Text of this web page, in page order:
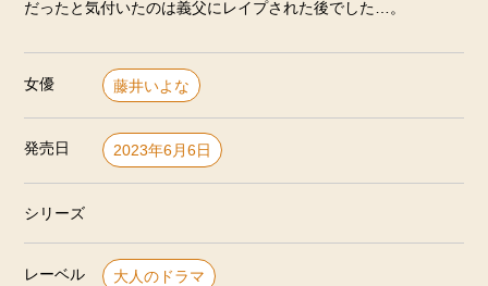
だったと気付いたのは義父にレイプされた後でした…。
女優 藤井いよな
発売日 2023年6月6日
シリーズ
レーベル 大人のドラマ